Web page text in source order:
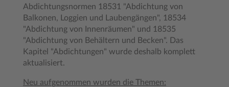
Abdichtungsnormen 18531 "Abdichtung von
Balkonen, Loggien und Laubengängen", 18534
"Abdichtung von Innenräumen" und 18535
"Abdichtung von Behältern und Becken". Das
Kapitel "Abdichtungen" wurde deshalb komplett
aktualisiert.
Neu aufgenommen wurden die Themen: